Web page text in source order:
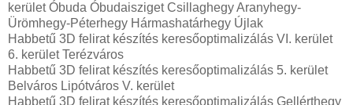
kerület Óbuda Óbudaisziget Csillaghegy Aranyhegy-
Ürömhegy-Péterhegy Hármashatárhegy Újlak
Habbetű 3D felirat készítés keresőoptimalizálás VI. kerület
6. kerület Terézváros
Habbetű 3D felirat készítés keresőoptimalizálás 5. kerület
Belváros Lipótváros V. kerület
Habbetű 3D felirat készítés keresőoptimalizálás Gellérthegy